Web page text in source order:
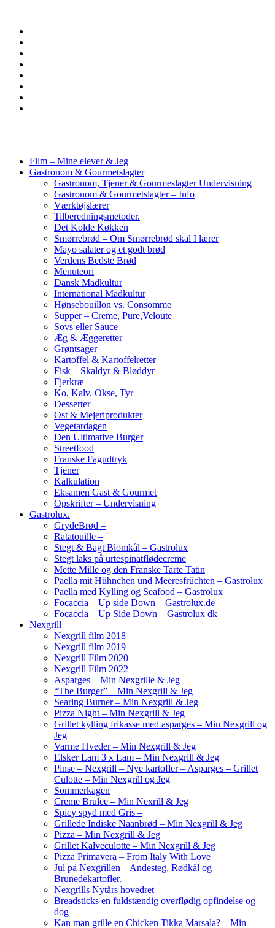
Film – Mine elever & Jeg
Gastronom & Gourmetslagter
Gastronom, Tjener & Gourmeslagter Undervisning
Gastronom & Gourmetslagter – Info
Værktøjslærer
Tilberedningsmetoder.
Det Kolde Køkken
Smørrebrød – Om Smørrebrød skal I lærer
Mayo salater og et godt brød
Verdens Bedste Brød
Menuteori
Dansk Madkultur
International Madkultur
Hønsebouillon vs. Consomme
Supper – Creme, Pure,Veloute
Sovs eller Sauce
Æg & Æggeretter
Grøntsager
Kartoffel & Kartoffelretter
Fisk – Skaldyr & Bløddyr
Fjerkræ
Ko, Kalv, Okse, Tyr
Desserter
Ost & Mejeriprodukter
Vegetardagen
Den Ultimative Burger
Streetfood
Franske Fagudtryk
Tjener
Kalkulation
Eksamen Gast & Gourmet
Opskrifter – Undervisning
Gastrolux.
GrydeBrød –
Ratatouille –
Stegt & Bagt Blomkål – Gastrolux
Stegt laks på urtespinatflødecreme
Mette Mille og den Franske Tarte Tatin
Paella mit Hühnchen und Meeresfrüchten – Gastrolux
Paella med Kylling og Seafood – Gastrolux
Focaccia – Up side Down – Gastrolux.de
Focaccia – Up Side Down – Gastrolux dk
Nexgrill
Nexgrill film 2018
Nexgrill film 2019
Nexgrill Film 2020
Nexgrill Film 2022
Asparges – Min Nexgrille & Jeg
“The Burger” – Min Nexgrill & Jeg
Searing Burner – Min Nexgrill & Jeg
Pizza Night – Min Nexgrill & Jeg
Grillet kylling frikasse med asparges – Min Nexgrill og
Jeg
Varme Hveder – Min Nexgrill & Jeg
Elsker Lam 3 x Lam – Min Nexgrill & Jeg
Pinse – Nexgrill – Nye kartofler – Asparges – Grillet
Culotte – Min Nexgrill og Jeg
Sommerkagen
Creme Brulee – Min Nexrill & Jeg
Spicy spyd med Gris –
Grillede Indiske Naanbrød – Min Nexgrill & Jeg
Pizza – Min Nexgrill & Jeg
Grillet Kalveculotte – Min Nexgrill & Jeg
Pizza Primavera – From Italy With Love
Jul på Nexgrillen – Andesteg, Rødkål og
Brunedekartofler.
Nexgrills Nytårs hovedret
Breadsticks en fuldstændig overflødig opfindelse og
dog –
Kan man grille en Chicken Tikka Marsala? – Min